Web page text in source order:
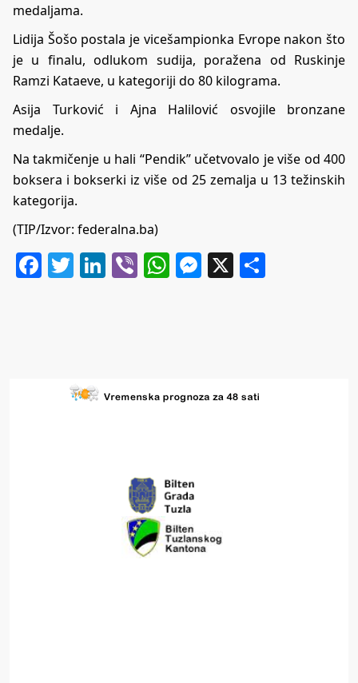
medaljama.
Lidija Šošo postala je vicešampionka Evrope nakon što
je u finalu, odlukom sudija, poražena od Ruskinje
Ramzi Kataeve, u kategoriji do 80 kilograma.
Asija Turković i Ajna Halilović osvojile bronzane
medalje.
Na takmičenje u hali “Pendik” učetvovalo je više od 400
boksera i bokserki iz više od 25 zemalja u 13 težinskih
kategorija.
(TIP/Izvor: federalna.ba)
Facebook
Twitter
LinkedIn
ViberWhatsApp
Messenger
X